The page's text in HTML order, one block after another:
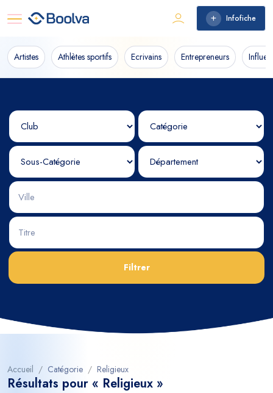
Infofiche
Artistes Athlètes sportifs Ecrivains Entrepreneurs
Filtrer
Accueil Catégorie Religieux
Résultats pour « Religieux »